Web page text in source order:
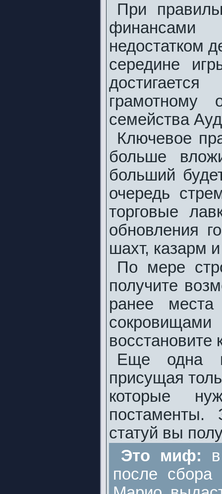
При
недостатком
середине
грамотному
семейства
Ключевое
больше
больший
очередь
торговые
обновления
шахт, казарм и
По мере
получите
ранее
восстановите
Еще одна
присущая
которые
постаменты.
статуй вы
Это миф:
после сбора